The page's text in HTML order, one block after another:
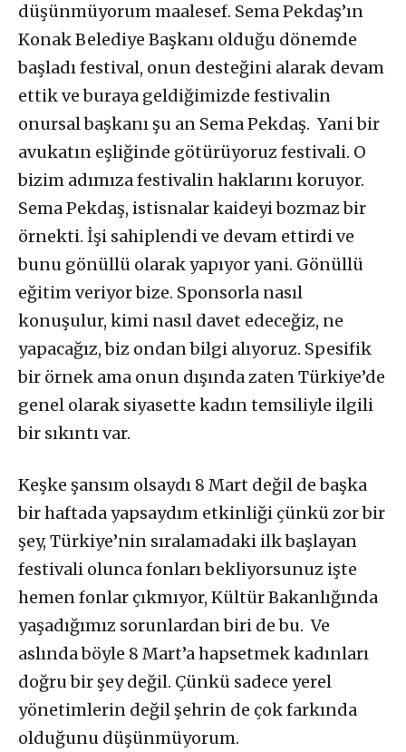
düşünmüyorum maalesef. Sema Pekdaş’ın
Konak Belediye Başkanı olduğu dönemde
başladı festival, onun desteğini alarak devam
ettik ve buraya geldiğimizde festivalin
onursal başkanı şu an Sema Pekdaş. Yani bir
avukatın eşliğinde götürüyoruz festivali. O
bizim adımıza festivalin haklarını koruyor.
Sema Pekdaş, istisnalar kaideyi bozmaz bir
örnekti. İşi sahiplendi ve devam ettirdi ve
bunu gönüllü olarak yapıyor yani. Gönüllü
eğitim veriyor bize. Sponsorla nasıl
konuşulur, kimi nasıl davet edeceğiz, ne
yapacağız, biz ondan bilgi alıyoruz. Spesifik
bir örnek ama onun dışında zaten Türkiye’de
genel olarak siyasette kadın temsiliyle ilgili
bir sıkıntı var.
Keşke şansım olsaydı 8 Mart değil de başka
bir haftada yapsaydım etkinliği çünkü zor bir
şey, Türkiye’nin sıralamadaki ilk başlayan
festivali olunca fonları bekliyorsunuz işte
hemen fonlar çıkmıyor, Kültür Bakanlığında
yaşadığımız sorunlardan biri de bu. Ve
aslında böyle 8 Mart’a hapsetmek kadınları
doğru bir şey değil. Çünkü sadece yerel
yönetimlerin değil şehrin de çok farkında
olduğunu düşünmüyorum.